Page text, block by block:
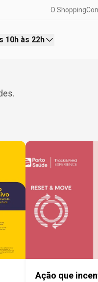
O Shopping
10h às 22h
Ação que